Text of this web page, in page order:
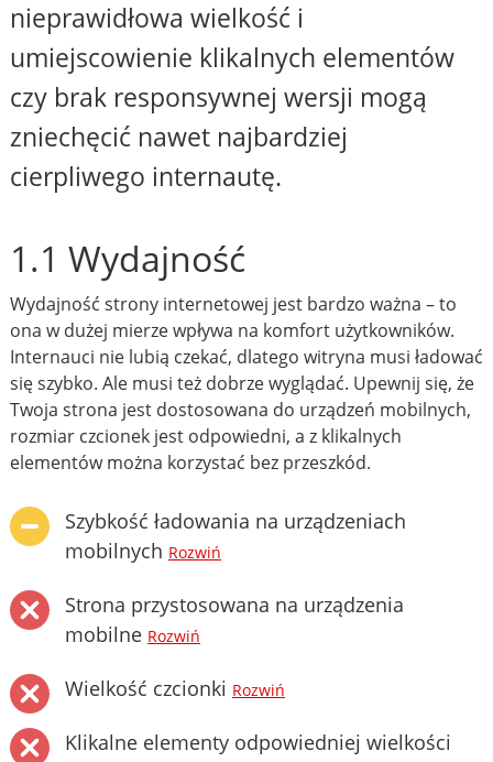
nieprawidłowa wielkość i
umiejscowienie klikalnych elementów
czy brak responsywnej wersji mogą
zniechęcić nawet najbardziej
cierpliwego internautę.
1.1 Wydajność
Wydajność strony internetowej jest bardzo ważna – to
ona w dużej mierze wpływa na komfort użytkowników.
Internauci nie lubią czekać, dlatego witryna musi ładować
się szybko. Ale musi też dobrze wyglądać. Upewnij się, że
Twoja strona jest dostosowana do urządzeń mobilnych,
rozmiar czcionek jest odpowiedni, a z klikalnych
elementów można korzystać bez przeszkód.
Szybkość ładowania na urządzeniach
mobilnych Rozwiń
Strona przystosowana na urządzenia
mobilne Rozwiń
Wielkość czcionki Rozwiń
Klikalne elementy odpowiedniej wielkości